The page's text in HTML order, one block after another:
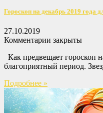
Гороскоп на декабрь 2019 года
27.10.2019
Комментарии закрыты
Как предвещает гороскоп
благоприятный период.
Подробнее »